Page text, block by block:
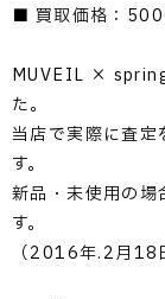
■ 買取価格：
MUVEIL ×
た。
当店で実際に査定
す。
新品・未使用の場
す。
（2016年.2月18